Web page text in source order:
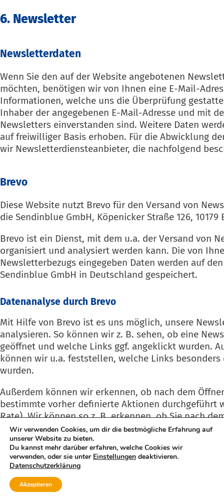
Mitglied werden
6. Newsletter
Newsletter­daten
Wenn Sie den auf der Website angebotenen
möchten, benötigen wir von Ihnen eine E-Mail-
Informationen, welche uns die Überprüfung
Inhaber der angegebenen E-Mail-Adresse und mit
Newsletters einverstanden sind. Weitere Daten
auf freiwilliger Basis erhoben. Für die Abwicklung
wir Newsletterdiensteanbieter, die nachfolgend
Brevo
Diese Website nutzt Brevo für den Versand von
die Sendinblue GmbH, Köpenicker Straße 126,
Brevo ist ein Dienst, mit dem u.a. der Versand von
organisiert und analysiert werden kann. Die von
Newsletterbezugs eingegeben Daten werden auf
Sendinblue GmbH in Deutschland gespeichert.
Datenanalyse durch Brevo
Mit Hilfe von Brevo ist es uns möglich, unsere
analysieren. So können wir z. B. sehen, ob eine
geöffnet und welche Links ggf. angeklickt wurden.
können wir u.a. feststellen, welche Links
wurden.
Außerdem können wir erkennen, ob nach dem
bestimmte vorher definierte Aktionen durchgeführt
Rate). Wir können so z. B. erkennen, ob Sie nach
Newsletters einen Kauf getätigt haben.
Brevo ermöglicht es uns auch, die Newsletter-
verschiedener Kategorien zu unterteilen
unterteilen. Auf diese Weise lassen sich die
Wir verwenden Cookies, um dir die bestmögliche Erfahrung auf
unserer Website zu bieten.
Du kannst mehr darüber erfahren, welche Cookies wir
verwenden, oder sie unter Einstellungen deaktivieren.
Datenschutzerklärung
Akzeptieren